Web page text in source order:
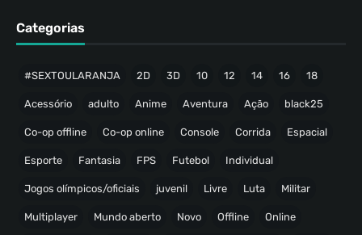
Categorias
#SEXTOULARANJA 2D 3D 10 12 14 16 18
Acessório adulto Anime Aventura Ação black25
Co-op offline Co-op online Console Corrida Espacial
Esporte Fantasia FPS Futebol Individual
Jogos olímpicos/oficiais juvenil Livre Luta Militar
Multiplayer Mundo aberto Novo Offline Online